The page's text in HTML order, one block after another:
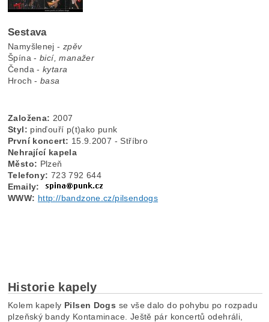
Sestava
Namyšlenej - zpěv
Špína -bicí, manažer
Čenda -kytara
Hroch -basa
Založena: 2007
Styl: pinďouří p(t)ako punk
První koncert: 15.9.2007 - Stříbro
Nehrající kapela
Město: Plzeň
Telefony: 723 792 644
Emaily:
WWW: http://bandzone.cz/pilsendogs
Historie kapely
Kolem kapely Pilsen Dogs se vše dalo do pohybu po rozpadu
plzeňský bandy Kontaminace. Ještě pár koncertů odehráli,